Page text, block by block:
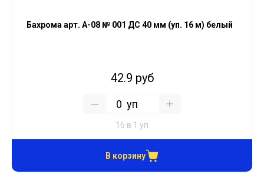
Бахрома арт. А-08 № 001 ДС 40 мм (уп. 16 м) белый
42.9 руб
уп
16 в 1 уп
В корзину